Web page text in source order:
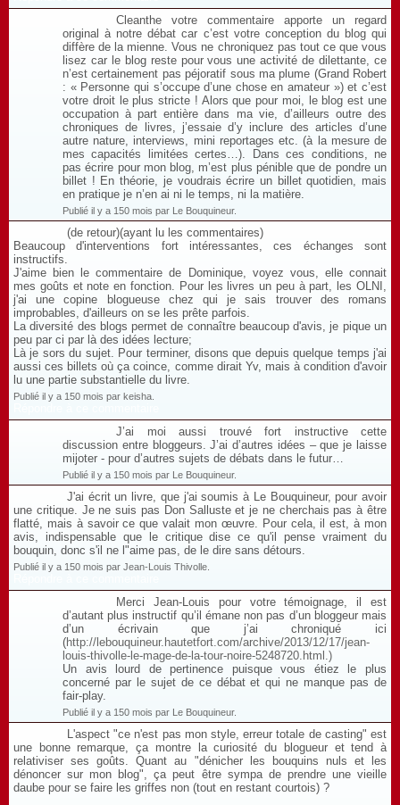
Cleanthe votre commentaire apporte un regard
original à notre débat car c’est votre conception du blog qui
diffère de la mienne. Vous ne chroniquez pas tout ce que vous
lisez car le blog reste pour vous une activité de dilettante, ce
n’est certainement pas péjoratif sous ma plume (Grand Robert
: « Personne qui s’occupe d’une chose en amateur ») et c’est
votre droit le plus stricte ! Alors que pour moi, le blog est une
occupation à part entière dans ma vie, d’ailleurs outre des
chroniques de livres, j’essaie d’y inclure des articles d’une
autre nature, interviews, mini reportages etc. (à la mesure de
mes capacités limitées certes…). Dans ces conditions, ne
pas écrire pour mon blog, m’est plus pénible que de pondre un
billet ! En théorie, je voudrais écrire un billet quotidien, mais
en pratique je n’en ai ni le temps, ni la matière.
Publié il y a 150 mois par Le Bouquineur.
(de retour)(ayant lu les commentaires)
Beaucoup d'interventions fort intéressantes, ces échanges sont
instructifs.
J'aime bien le commentaire de Dominique, voyez vous, elle connait
mes goûts et note en fonction. Pour les livres un peu à part, les OLNI,
j'ai une copine blogueuse chez qui je sais trouver des romans
improbables, d'ailleurs on se les prête parfois.
La diversité des blogs permet de connaître beaucoup d'avis, je pique un
peu par ci par là des idées lecture;
Là je sors du sujet. Pour terminer, disons que depuis quelque temps j'ai
aussi ces billets où ça coince, comme dirait Yv, mais à condition d'avoir
lu une partie substantielle du livre.
Publié il y a 150 mois par keisha.
J’ai moi aussi trouvé fort instructive cette
discussion entre bloggeurs. J’ai d’autres idées – que je laisse
mijoter - pour d’autres sujets de débats dans le futur…
Publié il y a 150 mois par Le Bouquineur.
J'ai écrit un livre, que j'ai soumis à Le Bouquineur, pour avoir
une critique. Je ne suis pas Don Salluste et je ne cherchais pas à être
flatté, mais à savoir ce que valait mon œuvre. Pour cela, il est, à mon
avis, indispensable que le critique dise ce qu'il pense vraiment du
bouquin, donc s'il ne l"aime pas, de le dire sans détours.
Publié il y a 150 mois par Jean-Louis Thivolle.
Merci Jean-Louis pour votre témoignage, il est
d’autant plus instructif qu’il émane non pas d’un bloggeur mais
d’un écrivain que j’ai chroniqué ici
(http://lebouquineur.hautetfort.com/archive/2013/12/17/jean-
louis-thivolle-le-mage-de-la-tour-noire-5248720.html.)
Un avis lourd de pertinence puisque vous étiez le plus
concerné par le sujet de ce débat et qui ne manque pas de
fair-play.
Publié il y a 150 mois par Le Bouquineur.
L'aspect "ce n'est pas mon style, erreur totale de casting" est
une bonne remarque, ça montre la curiosité du blogueur et tend à
relativiser ses goûts. Quant au "dénicher les bouquins nuls et les
dénoncer sur mon blog", ça peut être sympa de prendre une vieille
daube pour se faire les griffes non (tout en restant courtois) ?